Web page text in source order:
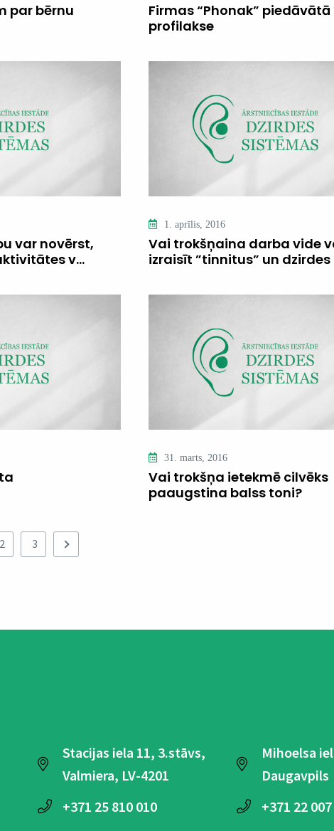
par bērnu
Firmas “Phonak”
profilakse
var novērst,
v...
1. aprīlis, 2016
Vai trokšņaina darba vide
izraisīt ”tinnitus” un dzirdes
31. marts, 2016
Vai trokšņa ietekmē cilvēks
paaugstina balss toni?
2 3
Stacijas iela 11, 3.stāvs,
Valmiera, LV-4201
+371 25 810 010
Mihoelsa
Daugavpils
+371 22